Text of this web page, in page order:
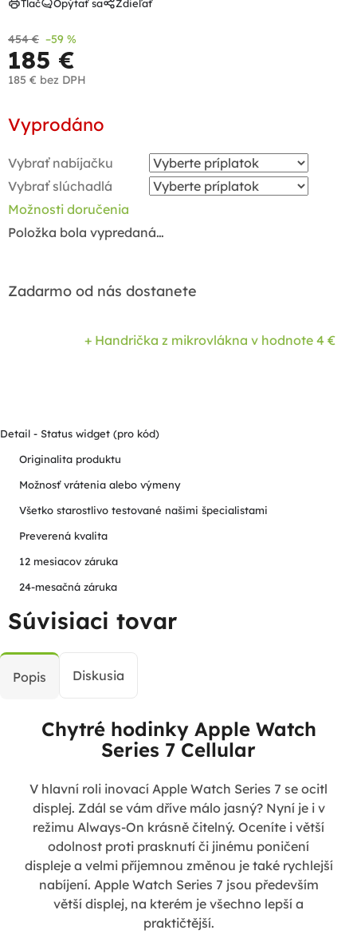
454 € –59 %
185 €
185 € bez DPH
cena:
Vyprodáno
Vybrať nabíjačku
Vybrať slúchadlá
Možnosti doručenia
Položka bola vypredaná…
Zadarmo od nás dostanete
+ Handrička z mikrovlákna v hodnote 4 €
Tlač Opýtať sa Zdieľať
Detail - Status widget (pro kód)
Originalita produktu
Možnosť vrátenia alebo výmeny
Všetko starostlivo testované našimi špecialistami
Preverená kvalita
12 mesiacov záruka
24-mesačná záruka
Súvisiaci tovar
Popis Diskusia
Chytré hodinky Apple Watch
Series 7 Cellular
V hlavní roli inovací Apple Watch Series 7 se ocitl
displej. Zdál se vám dříve málo jasný? Nyní je i v
režimu Always-On krásně čitelný. Oceníte i větší
odolnost proti prasknutí či jinému poničení
displeje a velmi příjemnou změnou je také rychlejší
nabíjení. Apple Watch Series 7 jsou především
větší displej, na kterém je všechno lepší a
praktičtější.